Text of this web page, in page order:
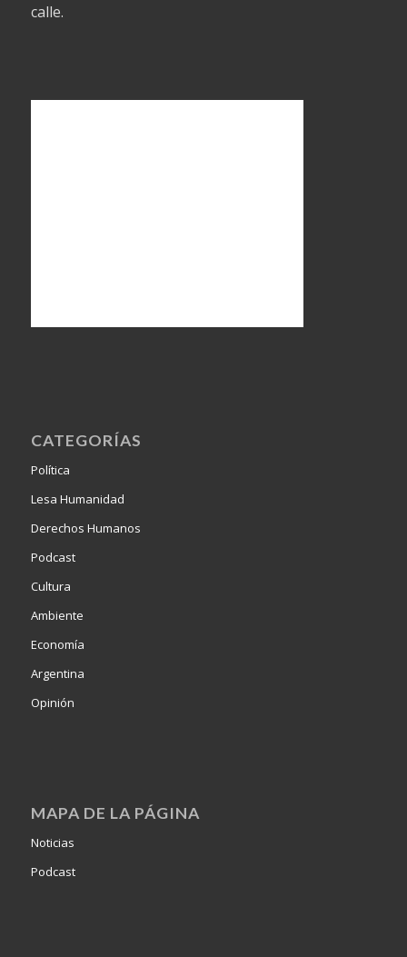
calle.
CATEGORÍAS
Política
Lesa Humanidad
Derechos Humanos
Podcast
Cultura
Ambiente
Economía
Argentina
Opinión
MAPA DE LA PÁGINA
Noticias
Podcast